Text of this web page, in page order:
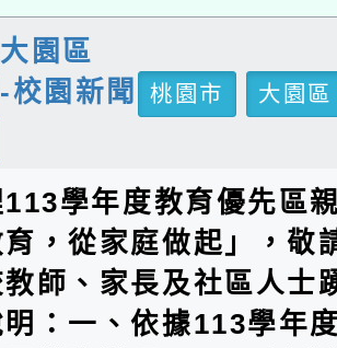
大園區
園新聞
桃園市
大園區
學年度教育優先區
育，從家庭做起」，敬
師、家長及社區人士
：一、依據113學年